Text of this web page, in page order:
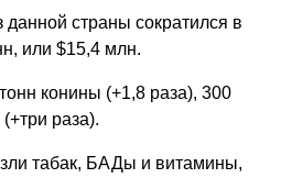
страны сократился в
или $15,4 млн.
конины (+1,8 раза), 300
раза).
табак, БАДы и витамины,